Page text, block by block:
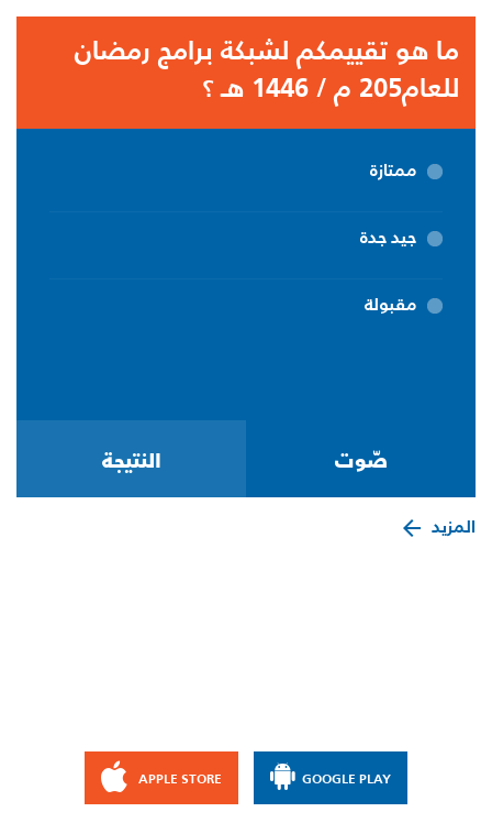
ما هو تقييمكم لشبكة برامج رمضان
للعام205 م / 1446 هـ ؟
ممتازة
جيد جدة
مقبولة
المزيد
GOOGLE PLAY
APPLE STORE